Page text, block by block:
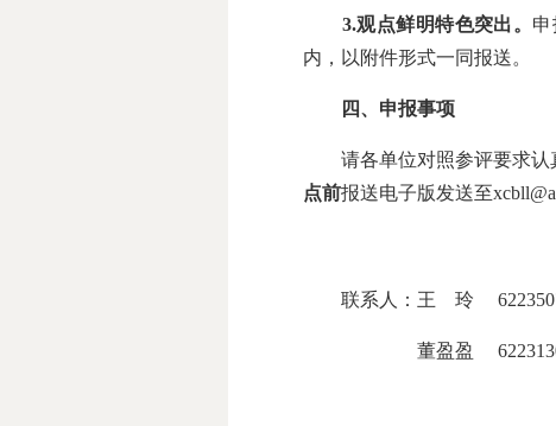
3.观点鲜明特色突出。
内，以附件形式一同报送。
四、申报事项
请各单位对照参评要求认
点前报送电子版发送至
联系人：王 玲
董盈盈